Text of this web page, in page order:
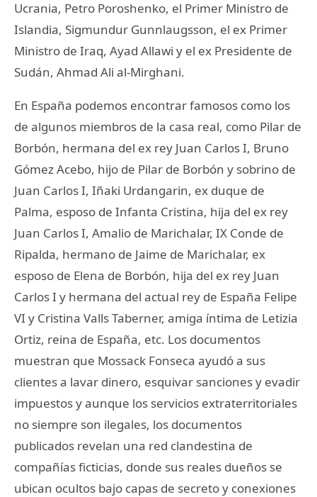
Ucrania, Petro Poroshenko, el Primer Ministro de
Islandia, Sigmundur Gunnlaugsson, el ex Primer
Ministro de Iraq, Ayad Allawi y el ex Presidente de
Sudán, Ahmad Ali al-Mirghani.
En España podemos encontrar famosos como los
de algunos miembros de la casa real, como Pilar de
Borbón, hermana del ex rey Juan Carlos I, Bruno
Gómez Acebo, hijo de Pilar de Borbón y sobrino de
Juan Carlos I, Iñaki Urdangarin, ex duque de
Palma, esposo de Infanta Cristina, hija del ex rey
Juan Carlos I, Amalio de Marichalar, IX Conde de
Ripalda, hermano de Jaime de Marichalar, ex
esposo de Elena de Borbón, hija del ex rey Juan
Carlos I y hermana del actual rey de España Felipe
VI y Cristina Valls Taberner, amiga íntima de Letizia
Ortiz, reina de España, etc. Los documentos
muestran que Mossack Fonseca ayudó a sus
clientes a lavar dinero, esquivar sanciones y evadir
impuestos y aunque los servicios extraterritoriales
no siempre son ilegales, los documentos
publicados revelan una red clandestina de
compañías ficticias, donde sus reales dueños se
ubican ocultos bajo capas de secreto y conexiones